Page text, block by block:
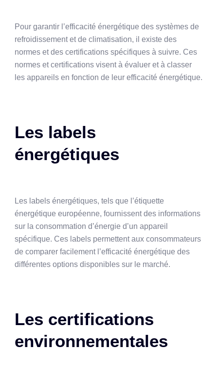
Pour garantir l’efficacité énergétique des systèmes de
refroidissement et de climatisation, il existe des
normes et des certifications spécifiques à suivre. Ces
normes et certifications visent à évaluer et à classer
les appareils en fonction de leur efficacité énergétique.
Les labels
énergétiques
Les labels énergétiques, tels que l’étiquette
énergétique européenne, fournissent des informations
sur la consommation d’énergie d’un appareil
spécifique. Ces labels permettent aux consommateurs
de comparer facilement l’efficacité énergétique des
différentes options disponibles sur le marché.
Les certifications
environnementales